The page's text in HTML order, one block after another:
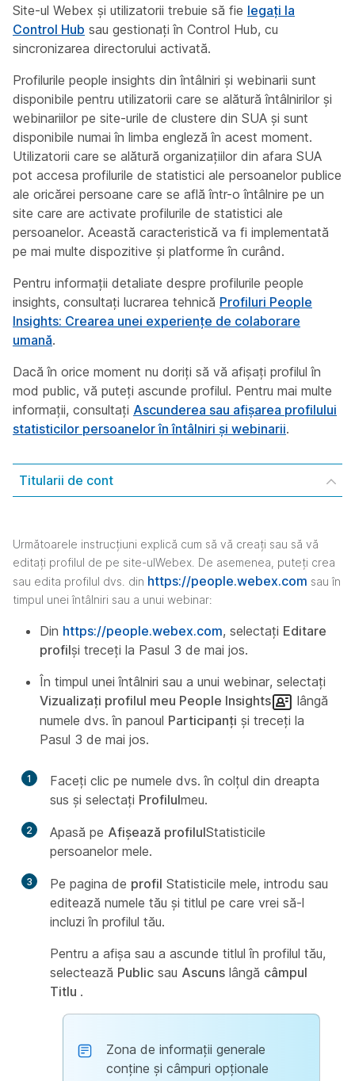
Site-ul Webex și utilizatorii trebuie să fie legați la
Control Hub sau gestionați în Control Hub, cu
sincronizarea directorului activată.
Profilurile people insights din întâlniri și webinarii sunt
disponibile pentru utilizatorii care se alătură întâlnirilor și
webinariilor pe site-urile de clustere din SUA și sunt
disponibile numai în limba engleză în acest moment.
Utilizatorii care se alătură organizațiilor din afara SUA
pot accesa profilurile de statistici ale persoanelor publice
ale oricărei persoane care se află într-o întâlnire pe un
site care are activate profilurile de statistici ale
persoanelor. Această caracteristică va fi implementată
pe mai multe dispozitive și platforme în curând.
Pentru informații detaliate despre profilurile people
insights, consultați lucrarea tehnică Profiluri People
Insights: Crearea unei experiențe de colaborare
umană.
Dacă în orice moment nu doriți să vă afișați profilul în
mod public, vă puteți ascunde profilul. Pentru mai multe
informații, consultați Ascunderea sau afișarea profilului
statisticilor persoanelor în întâlniri și webinarii.
Titularii de cont
Următoarele instrucțiuni explică cum să vă creați sau să vă
editați profilul de pe site-ulWebex. De asemenea, puteți crea
sau edita profilul dvs. din https://people.webex.com sau în
timpul unei întâlniri sau a unui webinar:
Din https://people.webex.com, selectați Editare
profilși treceți la Pasul 3 de mai jos.
În timpul unei întâlniri sau a unui webinar, selectați
Vizualizați profilul meu People Insights
lângă
numele dvs. în panoul Participanți și treceți la
Pasul 3 de mai jos.
1
Faceți clic pe numele dvs. în colțul din dreapta
sus și selectați Profilulmeu.
2 Apasă pe Afișează profilulStatisticile
persoanelor mele.
3 Pe pagina de profil Statisticile mele, introdu sau
editează numele tău și titlul pe care vrei să-l
incluzi în profilul tău.
Pentru a afișa sau a ascunde titlul în profilul tău,
selectează Public sau Ascuns lângă câmpul
Titlu .
Zona de informații generale
conține și câmpuri opționale